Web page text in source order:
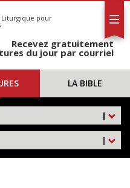
Liturgique pour
Recevez gratuitement
du jour par courriel
LA BIBLE
|
|